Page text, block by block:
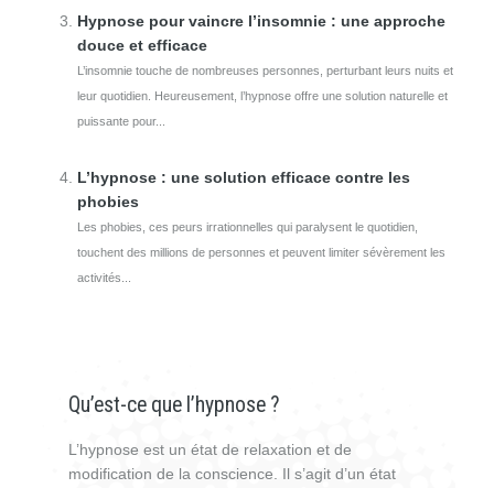
Hypnose pour vaincre l’insomnie : une approche
douce et efficace
L’insomnie touche de nombreuses personnes, perturbant leurs nuits et
leur quotidien. Heureusement, l’hypnose offre une solution naturelle et
puissante pour...
L’hypnose : une solution efficace contre les
phobies
Les phobies, ces peurs irrationnelles qui paralysent le quotidien,
touchent des millions de personnes et peuvent limiter sévèrement les
activités...
Qu’est-ce que l’hypnose ?
L’hypnose est un état de relaxation et de
modification de la conscience. Il s’agit d’un état